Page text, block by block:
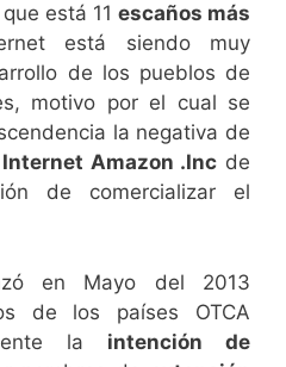
está 11 escaños más
está siendo muy
de los pueblos de
motivo por el cual se
la negativa de
Amazon .Inc de
de comercializar el
en Mayo del 2013
de los países OTCA
la intención de